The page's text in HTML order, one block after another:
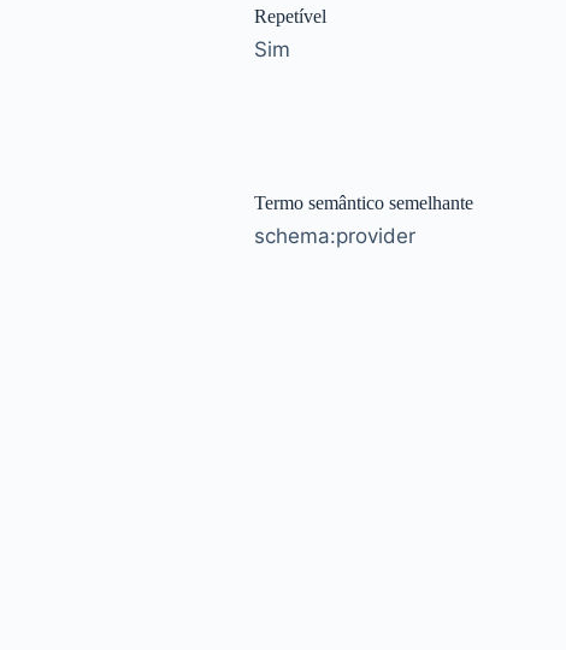
Repetível
Sim
Termo semântico semelhante
schema:provider